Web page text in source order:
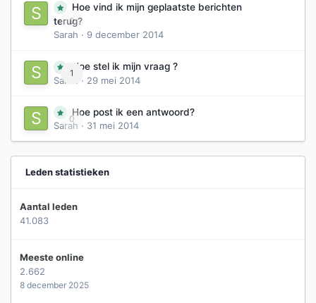
0
Hoe vind ik mijn geplaatste berichten
terug?
Sarah · 9 december 2014
1
Hoe stel ik mijn vraag ?
Sarah
· 29 mei 2014
0
Hoe post ik een antwoord?
Sarah · 31 mei 2014
Leden statistieken
Aantal leden
41.083
Meeste online
2.662
8 december 2025